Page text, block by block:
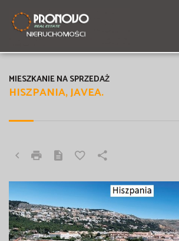
HISZPANIA, JAVEA.
MIESZKANIE NA SPRZEDAŻ